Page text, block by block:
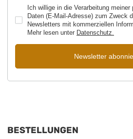
Ich willige in die Verarbeitung meiner
Daten (E-Mail-Adresse) zum Zweck
Newsletters mit kommerziellen
Mehr lesen unter Datenschutz.
Newsletter
BESTELLUNGEN